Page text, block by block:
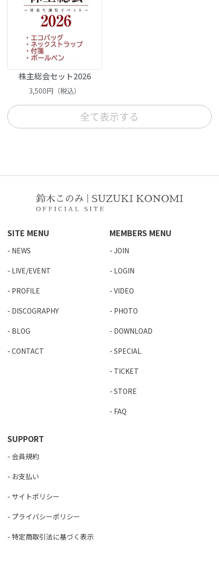
株主総会セット2026
3,500円（税込）
全て表示する
SITE MENU
NEWS
LIVE/EVENT
PROFILE
DISCOGRAPHY
BLOG
CONTACT
MEMBERS MENU
JOIN
LOGIN
VIDEO
PHOTO
DOWNLOAD
SPECIAL
TICKET
STORE
FAQ
SUPPORT
会員規約
お支払い
サイトポリシー
プライバシーポリシー
特定商取引法に基づく表示